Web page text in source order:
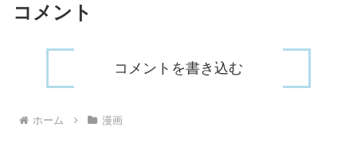
コメント
コメントを書き込む
ホーム 漫画